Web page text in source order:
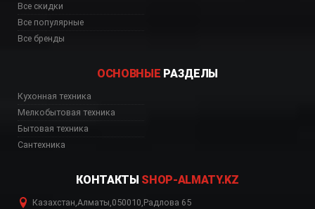
со склада,
Все скидки
Все популярные
Все бренды
ОСНОВНЫЕ РАЗДЕЛЫ
Кухонная техника
Мелкобытовая техника
Бытовая техника
Сантехника
КОНТАКТЫ SHOP-ALMATY.KZ
Казахстан,Алматы,050010,Радлова 65